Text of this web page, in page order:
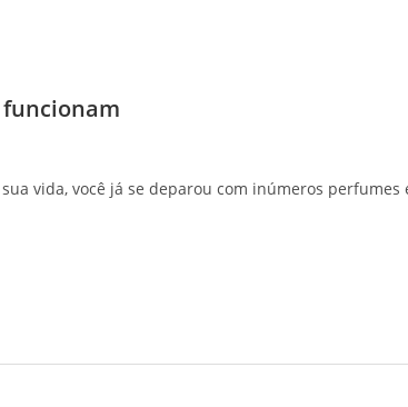
funcionam
vida, você já se deparou com inúmeros